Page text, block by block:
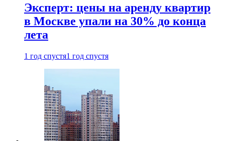
Эксперт: цены на аренду квартир
в Москве упали на 30% до конца
лета
1 год спустя1 год спустя